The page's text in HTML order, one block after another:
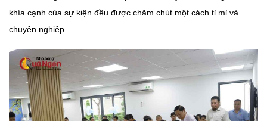
khía cạnh của sự kiện đều được chăm chút một cách tỉ mỉ và
chuyên nghiệp.